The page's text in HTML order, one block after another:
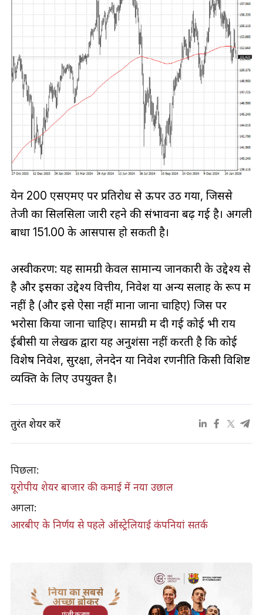
येन 200 एसएमए पर प्रतिरोध से ऊपर उठ गया, जिससे
तेजी का सिलसिला जारी रहने की संभावना बढ़ गई है। अगली
बाधा 151.00 के आसपास हो सकती है।
अस्वीकरण: यह सामग्री केवल सामान्य जानकारी के उद्देश्य से
है और इसका उद्देश्य वित्तीय, निवेश या अन्य सलाह के रूप में
नहीं है (और इसे ऐसा नहीं माना जाना चाहिए) जिस पर
भरोसा किया जाना चाहिए। सामग्री में दी गई कोई भी राय
ईबीसी या लेखक द्वारा यह अनुशंसा नहीं करती है कि कोई
विशेष निवेश, सुरक्षा, लेनदेन या निवेश रणनीति किसी विशिष्ट
व्यक्ति के लिए उपयुक्त है।
तुरंत शेयर करें
पिछला:
​यूरोपीय शेयर बाजार की कमाई में नया उछाल
अगला:
​आरबीए के निर्णय से पहले ऑस्ट्रेलियाई कंपनियां सतर्क
दुनिया का सबसे
अच्छा ब्रोकर